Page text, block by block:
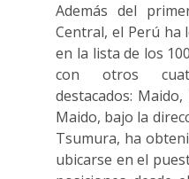
Además del
Central, el Perú ha
en la lista de los
con otros
destacados:
Maido, bajo la
Tsumura, ha
ubicarse en el